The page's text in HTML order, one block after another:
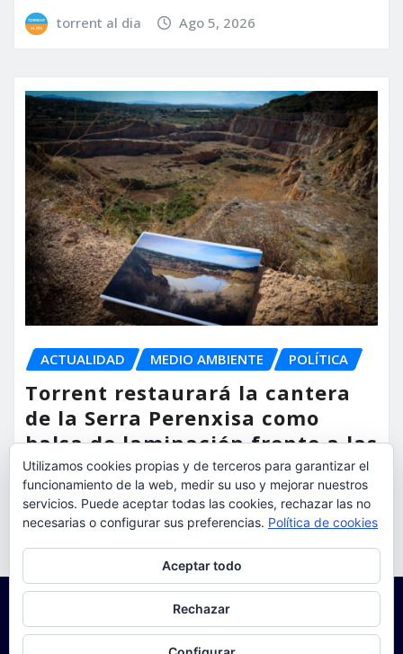
torrent al dia Ago 5, 2026
ACTUALIDAD MEDIO AMBIENTE POLÍTICA
Torrent restaurará la cantera
de la Serra Perenxisa como
balsa de laminación frente a las
lluvias torrenciales
torrent al dia Ago 5, 2026
Utilizamos cookies propias y de terceros para garantizar el
funcionamiento de la web, medir su uso y mejorar nuestros
servicios. Puede aceptar todas las cookies, rechazar las no
necesarias o configurar sus preferencias. Política de cookies
Aceptar todo
Rechazar
Para obtener más información, incluido cómo gestionar las cookies,